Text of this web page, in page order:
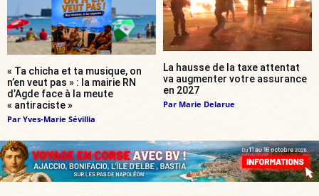
« Ta chicha et ta musique, on
n’en veut pas » : la mairie RN
d’Agde face à la meute
« antiraciste »
Par Yves-Marie Sévillia
La hausse de la taxe attentat
va augmenter votre assurance
en 2027
Par Marie Delarue